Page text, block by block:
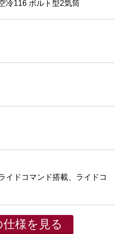
冷116 ボルト型2気筒
イドコマンド搭載、ライドコ
様を見る